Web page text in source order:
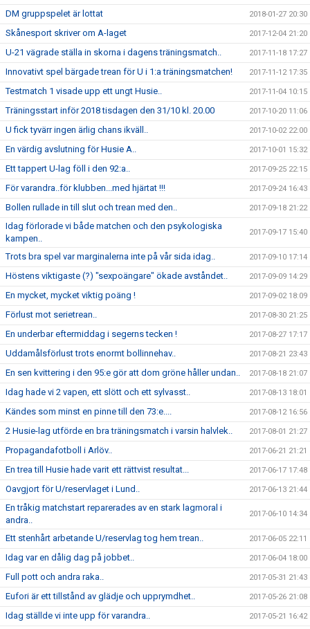
DM gruppspelet är lottat 2018-01-27 20:30
Skånesport skriver om A-laget 2017-12-04 21:20
U-21 vägrade ställa in skorna i dagens träningsmatch.. 2017-11-18 17:27
Innovativt spel bärgade trean för U i 1:a träningsmatchen! 2017-11-12 17:35
Testmatch 1 visade upp ett ungt Husie.. 2017-11-04 10:15
Träningsstart inför 2018 tisdagen den 31/10 kl. 20.00 2017-10-20 11:06
U fick tyvärr ingen ärlig chans ikväll.. 2017-10-02 22:00
En värdig avslutning för Husie A.. 2017-10-01 15:32
Ett tappert U-lag föll i den 92:a.. 2017-09-25 22:15
För varandra..för klubben...med hjärtat !!! 2017-09-24 16:43
Bollen rullade in till slut och trean med den.. 2017-09-18 21:22
Idag förlorade vi både matchen och den psykologiska
kampen..
2017-09-17 15:40
Trots bra spel var marginalerna inte på vår sida idag.. 2017-09-10 17:14
Höstens viktigaste (?) "sexpoängare" ökade avståndet.. 2017-09-09 14:29
En mycket, mycket viktig poäng ! 2017-09-02 18:09
Förlust mot serietrean.. 2017-08-30 21:25
En underbar eftermiddag i segerns tecken ! 2017-08-27 17:17
Uddamålsförlust trots enormt bollinnehav.. 2017-08-21 23:43
En sen kvittering i den 95:e gör att dom gröne håller undan.. 2017-08-18 21:07
Idag hade vi 2 vapen, ett slött och ett sylvasst.. 2017-08-13 18:01
Kändes som minst en pinne till den 73:e.... 2017-08-12 16:56
2 Husie-lag utförde en bra träningsmatch i varsin halvlek.. 2017-08-01 21:27
Propagandafotboll i Arlöv.. 2017-06-21 21:21
En trea till Husie hade varit ett rättvist resultat... 2017-06-17 17:48
Oavgjort för U/reservlaget i Lund.. 2017-06-13 21:44
En tråkig matchstart reparerades av en stark lagmoral i
andra..
2017-06-10 14:34
Ett stenhårt arbetande U/reservlag tog hem trean.. 2017-06-05 22:11
Idag var en dålig dag på jobbet.. 2017-06-04 18:00
Full pott och andra raka.. 2017-05-31 21:43
Eufori är ett tillstånd av glädje och upprymdhet.. 2017-05-26 21:08
Idag ställde vi inte upp för varandra.. 2017-05-21 16:42